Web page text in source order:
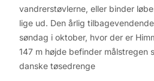
vandrerstøvlerne, eller binder
lige ud. Den årlig
søndag i oktober, hvor der er
147 m højde befinder målstregen
danske tøsedrenge